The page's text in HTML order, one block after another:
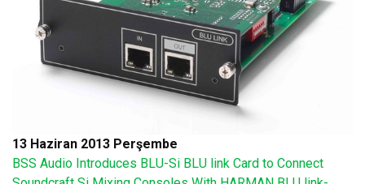
13 Haziran 2013 Perşembe
BSS Audio Introduces BLU-Si BLU link Card to Connect